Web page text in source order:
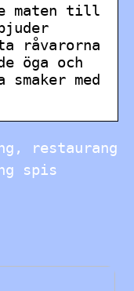
maten till
råvarorna
öga och
med
restaurang
spis